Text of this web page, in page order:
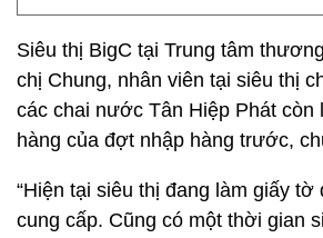
Siêu thị BigC tại Trung tâm
chị Chung, nhân viên tại siêu thị
các chai nước Tân Hiệp Phát còn
hàng của đợt nhập hàng trước,
“Hiện tại siêu thị đang làm giấy tờ
cung cấp. Cũng có một thời gian